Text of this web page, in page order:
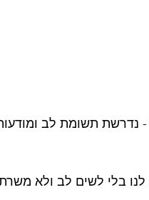
נדרשת תשומת לב
בלי לשים לב ולא